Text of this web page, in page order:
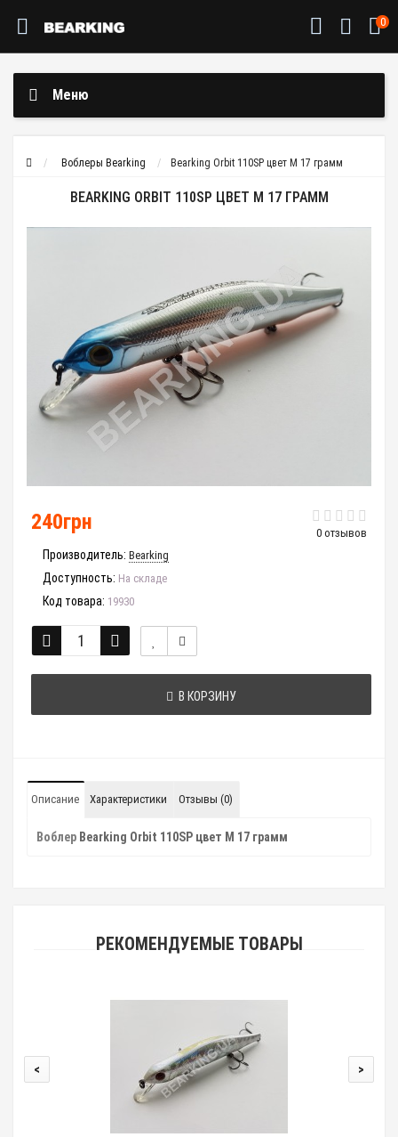
0
Меню
Воблеры Bearking Bearking Orbit 110SP цвет M 17 грамм
BEARKING ORBIT 110SP ЦВЕТ M 17 ГРАММ
0 отзывов
240грн
Производитель: Bearking
Доступность: На складе
Код товара: 19930
В КОРЗИНУ
Описание Характеристики Отзывы (0)
Воблер Bearking Orbit 110SP цвет M 17 грамм
РЕКОМЕНДУЕМЫЕ ТОВАРЫ
< >